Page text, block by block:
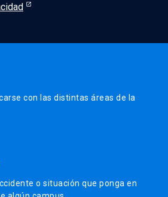
con las distintas áreas de la
o situación que ponga en